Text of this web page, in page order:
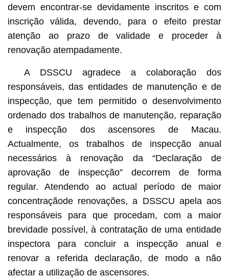
devem encontrar-se devidamente inscritos e com
inscrição válida, devendo, para o efeito prestar
atenção ao prazo de validade e proceder à
renovação atempadamente.
A DSSCU agradece a colaboração dos
responsáveis, das entidades de manutenção e de
inspecção, que tem permitido o desenvolvimento
ordenado dos trabalhos de manutenção, reparação
e inspecção dos ascensores de Macau.
Actualmente, os trabalhos de inspecção anual
necessários à renovação da “Declaração de
aprovação de inspecção” decorrem de forma
regular. Atendendo ao actual período de maior
concentraçãode renovações, a DSSCU apela aos
responsáveis para que procedam, com a maior
brevidade possível, à contratação de uma entidade
inspectora para concluir a inspecção anual e
renovar a referida declaração, de modo a não
afectar a utilização de ascensores.